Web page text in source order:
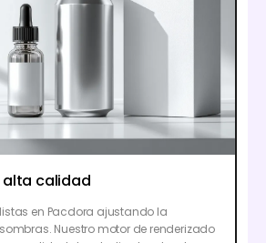
alta calidad
en Pacdora ajustando la
Nuestro motor de renderizado